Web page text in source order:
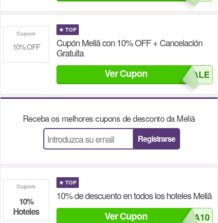
★ TOP
Cupón Meliã con 10% OFF + Cancelación
Gratuita
Cupom
10% OFF
Ver Cupon CYBERSALE
Receba os melhores cupons de desconto da Meliã
Registrarse
★ TOP
10% de descuento en todos los hoteles Meliã
Cupom
10%
Hoteles
Ver Cupon 0393-MELIA10